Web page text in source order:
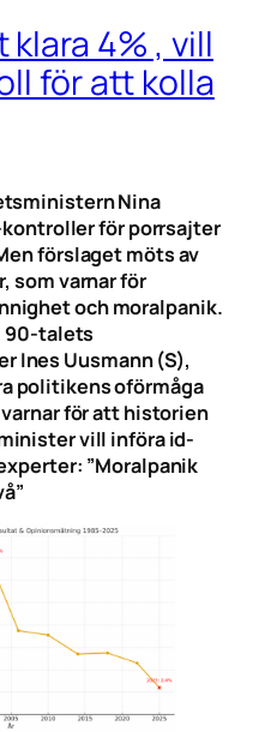
klara 4% , vill
för att kolla
Nina
för porrsajter
förslaget möts av
som varnar för
och moralpanik.
90-talets
Ines Uusmann (S),
politikens oförmåga
för att historien
vill införa id-
”Moralpanik